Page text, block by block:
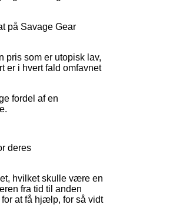
på Savage Gear
pris som er utopisk lav,
er i hvert fald omfavnet
fordel af en
deres
hvilket skulle være en
fra tid til anden
at få hjælp, for så vidt